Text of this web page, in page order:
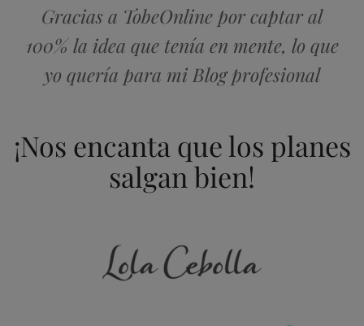
Gracias a TobeOnline por captar al
100% la idea que tenía en mente, lo que
yo quería para mi Blog profesional
¡Nos encanta que los planes
salgan bien!